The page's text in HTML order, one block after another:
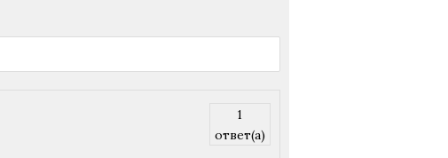
1
ответ(а)